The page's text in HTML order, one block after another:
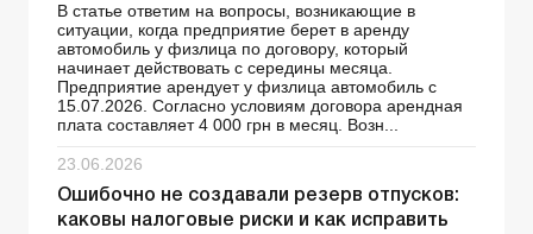
В статье ответим на вопросы, возникающие в
ситуации, когда предприятие берет в аренду
автомобиль у физлица по договору, который
начинает действовать с середины месяца.
Предприятие арендует у физлица автомобиль с
15.07.2026. Согласно условиям договора арендная
плата составляет 4 000 грн в месяц. Возн...
23.06.2026
Ошибочно не создавали резерв отпусков:
каковы налоговые риски и как исправить